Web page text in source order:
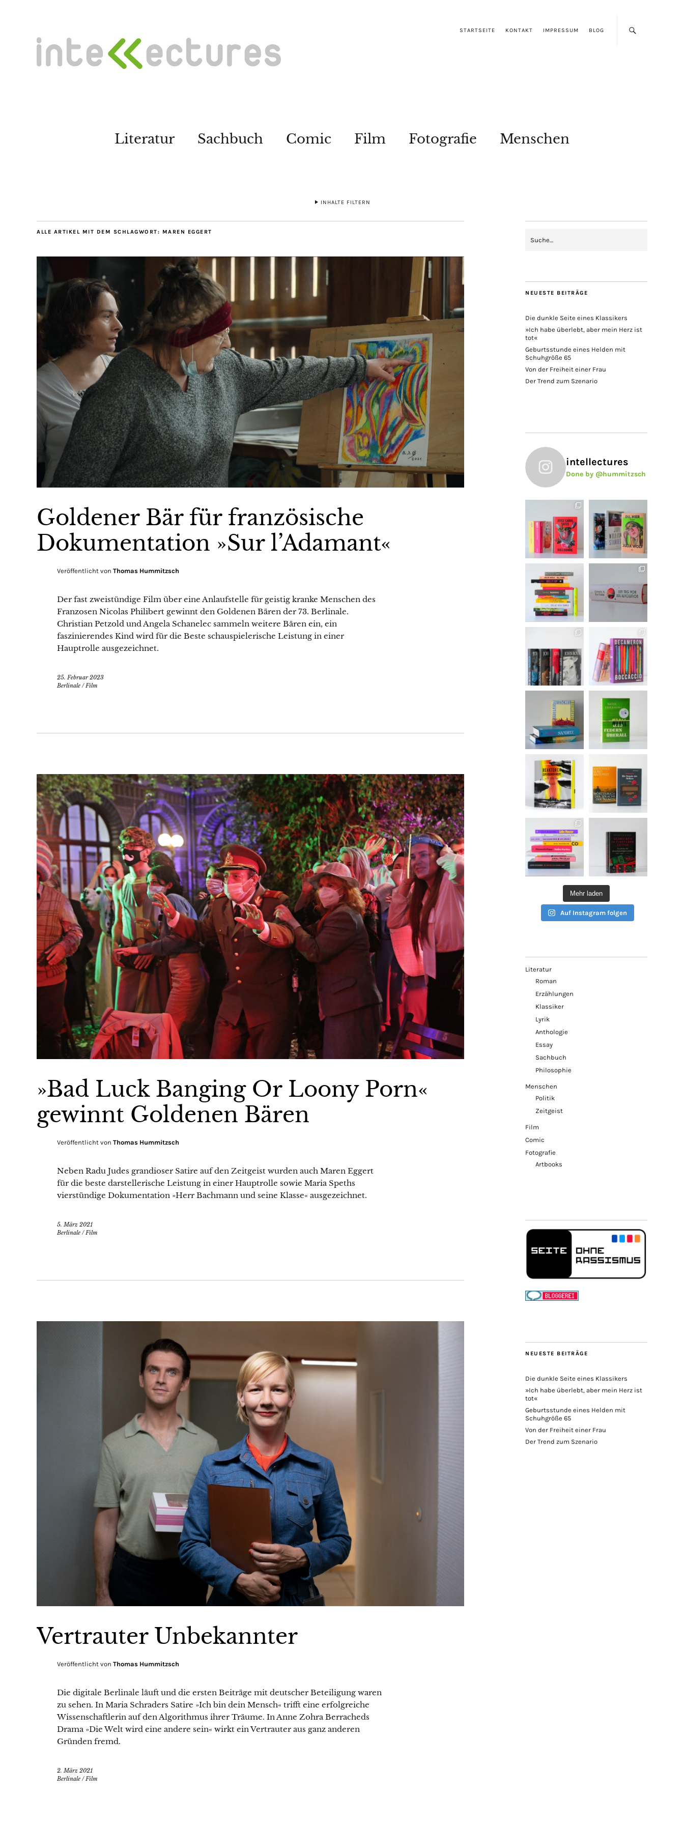
STARTSEITE KONTAKT IMPRESSUM BLOG
Literatur Sachbuch Comic Film Fotografie Menschen
INHALTE FILTERN
ALLE ARTIKEL MIT DEM SCHLAGWORT: MAREN EGGERT
Goldener Bär für französische
Dokumentation »Sur l’Adamant«
Veröffentlicht von Thomas Hummitzsch
Der fast zweistündige Film über eine Anlaufstelle für geistig kranke Menschen des
Franzosen Nicolas Philibert gewinnt den Goldenen Bären der 73. Berlinale.
Christian Petzold und Angela Schanelec sammeln weitere Bären ein, ein
faszinierendes Kind wird für die Beste schauspielerische Leistung in einer
Hauptrolle ausgezeichnet.
25. Februar 2023
Berlinale / Film
»Bad Luck Banging Or Loony Porn«
gewinnt Goldenen Bären
Veröffentlicht von Thomas Hummitzsch
Neben Radu Judes grandioser Satire auf den Zeitgeist wurden auch Maren Eggert
für die beste darstellerische Leistung in einer Hauptrolle sowie Maria Speths
vierstündige Dokumentation »Herr Bachmann und seine Klasse« ausgezeichnet.
5. März 2021
Berlinale / Film
Vertrauter Unbekannter
Veröffentlicht von Thomas Hummitzsch
Die digitale Berlinale läuft und die ersten Beiträge mit deutscher Beteiligung waren
zu sehen. In Maria Schraders Satire »Ich bin dein Mensch« trifft eine erfolgreiche
Wissenschaftlerin auf den Algorithmus ihrer Träume. In Anne Zohra Berracheds
Drama »Die Welt wird eine andere sein« wirkt ein Vertrauter aus ganz anderen
Gründen fremd.
2. März 2021
Berlinale / Film
NEUESTE BEITRÄGE
Die dunkle Seite eines Klassikers
»Ich habe überlebt, aber mein Herz ist
tot«
Geburtsstunde eines Helden mit
Schuhgröße 65
Von der Freiheit einer Frau
Der Trend zum Szenario
intellectures
Done by @hummitzsch
Mehr laden
Auf Instagram folgen
Literatur
Roman
Erzählungen
Klassiker
Lyrik
Anthologie
Essay
Sachbuch
Philosophie
Menschen
Politik
Zeitgeist
Film
Comic
Fotografie
Artbooks
NEUESTE BEITRÄGE
Die dunkle Seite eines Klassikers
»Ich habe überlebt, aber mein Herz ist
tot«
Geburtsstunde eines Helden mit
Schuhgröße 65
Von der Freiheit einer Frau
Der Trend zum Szenario